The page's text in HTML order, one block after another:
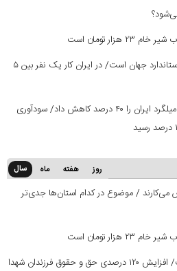
تومان است
تعداد کارمندان در ایران ۳ برابر استاندارد جهان است/ در ایران کار یک نفر بین ۵
تعرفه ۳۰ درصدی عراق صادرات میلگرد ایران را ۴۰ درصد کاهش داد/ سودآوری
روز هفته ماه سال
می‌کارند / موضوع در کدام استان‌ها جدی‌تر
تومان است
بانک دی در مسیر بهبود وضعیت/ افزایش ۱۲۰ درصدی حق و حقوق فرزندان شهدا